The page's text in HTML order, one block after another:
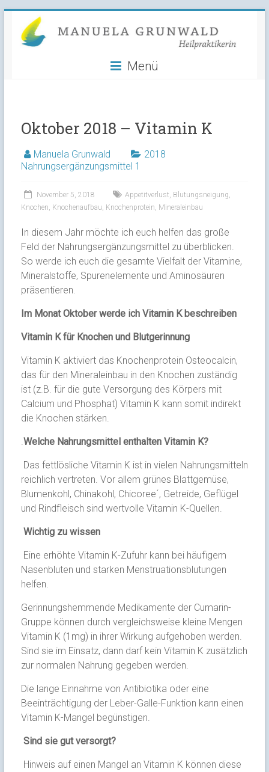
content
Manuela
Grunwald
Menü
Oktober 2018 – Vitamin K
Manuela Grunwald
2018
Nahrungsergänzungsmittel 1
November 5, 2018 Appetitverlust Blutungsneigung
Knochen Knochenaufbau Knochenprotein Mineraleinbau
In diesem Jahr möchte ich euch helfen das große
Feld der Nahrungsergänzungsmittel zu überblicken.
So werde ich euch die gesamte Vielfalt der Vitamine,
Mineralstoffe, Spurenelemente und Aminosäuren
präsentieren.
Im Monat Oktober werde ich Vitamin K beschreiben
Vitamin K für Knochen und Blutgerinnung
Vitamin K aktiviert das Knochenprotein Osteocalcin,
das für den Mineraleinbau in den Knochen zuständig
ist (z.B. für die gute Versorgung des Körpers mit
Calcium und Phosphat) Vitamin K kann somit indirekt
die Knochen stärken.
Welche Nahrungsmittel enthalten Vitamin K?
Das fettlösliche Vitamin K ist in vielen Nahrungsmitteln
reichlich vertreten. Vor allem grünes Blattgemüse,
Blumenkohl, Chinakohl, Chicoree´, Getreide, Geflügel
und Rindfleisch sind wertvolle Vitamin K-Quellen.
Wichtig zu wissen
Eine erhöhte Vitamin K-Zufuhr kann bei häufigem
Nasenbluten und starken Menstruationsblutungen
helfen.
Gerinnungshemmende Medikamente der Cumarin-
Gruppe können durch vergleichsweise kleine Mengen
Vitamin K (1mg) in ihrer Wirkung aufgehoben werden.
Sind sie im Einsatz, dann darf kein Vitamin K zusätzlich
zur normalen Nahrung gegeben werden.
Die lange Einnahme von Antibiotika oder eine
Beeinträchtigung der Leber-Galle-Funktion kann einen
Vitamin K-Mangel begünstigen.
Sind sie gut versorgt?
Hinweis auf einen Mangel an Vitamin K können diese